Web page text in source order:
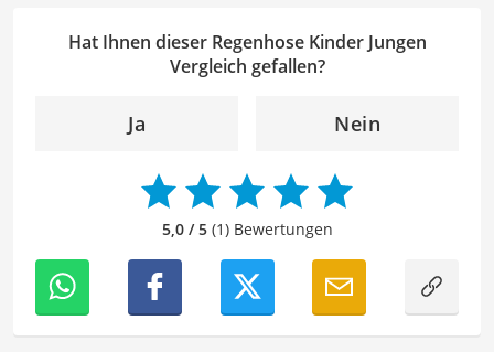
kann ich dazu beitragen, Texte inhaltlich präzise, gut
strukturiert und sprachlich einwandfrei zu gestalten.
Kohärenz, logische Schlüssigkeit und stilistische Qualität
meinem Hintergrund im Bereich Sport und meiner Liebe
zur geschriebenen Sprache trage ich dazu bei, dass
unsere Vergleiche ansprechend, verständlich sowie
Hat Ihnen dieser Regenhose Kinder Jungen
Vergleich gefallen?
Ja Nein
5,0 / 5(1) Bewertungen